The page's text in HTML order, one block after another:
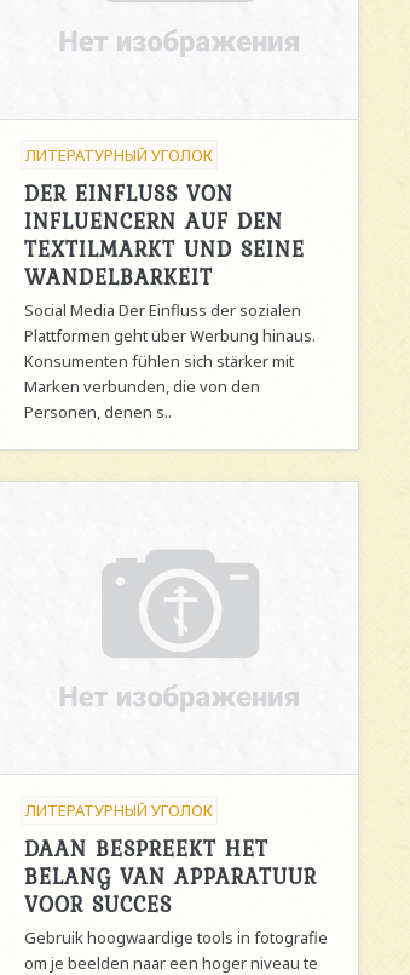
ЛИТЕРАТУРНЫЙ УГОЛОК
DER EINFLUSS VON
INFLUENCERN AUF DEN
TEXTILMARKT UND SEINE
WANDELBARKEIT
Social Media Der Einfluss der sozialen
Plattformen geht über Werbung hinaus.
Konsumenten fühlen sich stärker mit
Marken verbunden, die von den
Personen, denen s..
ЛИТЕРАТУРНЫЙ УГОЛОК
DAAN BESPREEKT HET
BELANG VAN APPARATUUR
VOOR SUCCES
Gebruik hoogwaardige tools in fotografie
om je beelden naar een hoger niveau te